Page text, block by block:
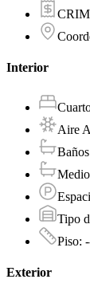
CRIM
Interior
Aire
Tipo
Piso:
Exterior